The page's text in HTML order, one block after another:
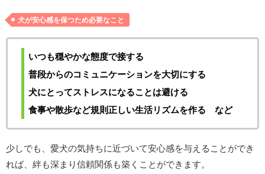
犬が安心感を保つため必要なこと
いつも穏やかな態度で接する
普段からのコミュニケーションを大切にする
犬にとってストレスになることは避ける
食事や散歩など規則正しい生活リズムを作る など
少しでも、愛犬の気持ちに近づいて安心感を与えることができ
れば、絆も深まり信頼関係も築くことができます。